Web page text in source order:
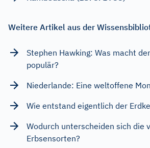
Weitere Artikel aus der
Stephen Hawking: Was macht
populär?
Niederlande: Eine weltoffene
Wie entstand eigentlich der
Wodurch unterscheiden sich die
Erbsensorten?